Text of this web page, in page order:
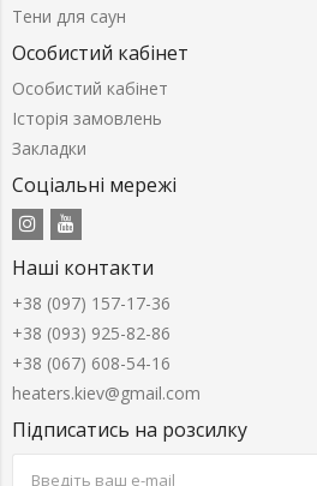
Тени для саун
Особистий кабінет
Особистий кабінет
Історія замовлень
Закладки
Соціальні мережі
Наші контакти
+38 (097) 157-17-36
+38 (093) 925-82-86
+38 (067) 608-54-16
heaters.kiev@gmail.com
Підписатись на розсилку